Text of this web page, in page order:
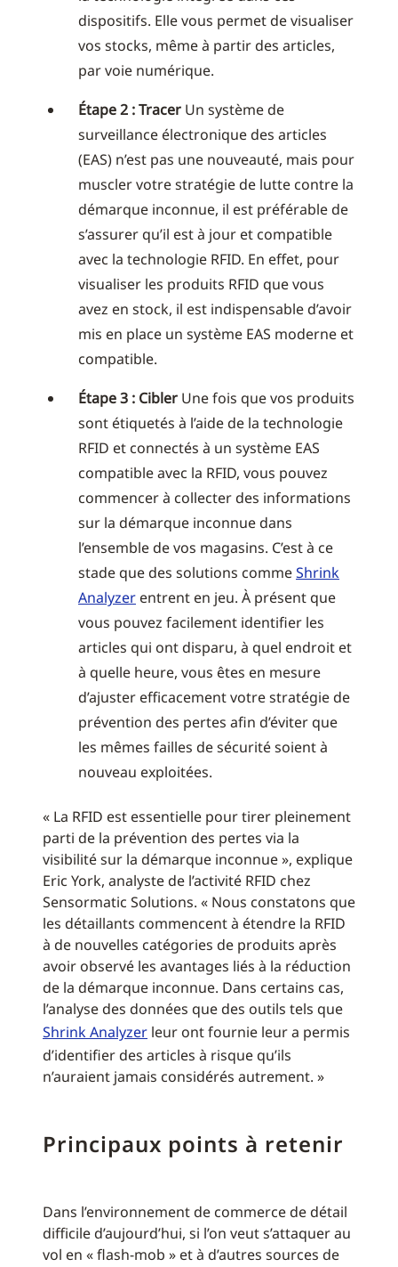
dispositifs. Elle vous permet de visualiser
vos stocks, même à partir des articles,
par voie numérique.
Étape 2 : Tracer Un système de
surveillance électronique des articles
(EAS) n’est pas une nouveauté, mais pour
muscler votre stratégie de lutte contre la
démarque inconnue, il est préférable de
s’assurer qu’il est à jour et compatible
avec la technologie RFID. En effet, pour
visualiser les produits RFID que vous
avez en stock, il est indispensable d’avoir
mis en place un système EAS moderne et
compatible.
Étape 3 : Cibler Une fois que vos produits
sont étiquetés à l’aide de la technologie
RFID et connectés à un système EAS
compatible avec la RFID, vous pouvez
commencer à collecter des informations
sur la démarque inconnue dans
l’ensemble de vos magasins. C’est à ce
stade que des solutions commeShrink
Analyzer entrent en jeu. À présent que
vous pouvez facilement identifier les
articles qui ont disparu, à quel endroit et
à quelle heure, vous êtes en mesure
d’ajuster efficacement votre stratégie de
prévention des pertes afin d’éviter que
les mêmes failles de sécurité soient à
nouveau exploitées.
« La RFID est essentielle pour tirer pleinement
parti de la prévention des pertes via la
visibilité sur la démarque inconnue », explique
Eric York, analyste de l’activité RFID chez
Sensormatic Solutions. « Nous constatons que
les détaillants commencent à étendre la RFID
à de nouvelles catégories de produits après
avoir observé les avantages liés à la réduction
de la démarque inconnue. Dans certains cas,
l’analyse des données que des outils tels que
Shrink Analyzer leur ont fournie leur a permis
d’identifier des articles à risque qu’ils
n’auraient jamais considérés autrement. »
Principaux points à retenir
Dans l’environnement de commerce de détail
difficile d’aujourd’hui, si l’on veut s’attaquer au
vol en « flash-mob » et à d’autres sources de